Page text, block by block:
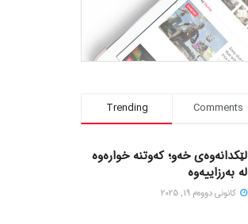
Trending Comments
لێکدانەوەی خەو؛ کەوتنە خوارەوە
لە بەرزاییەوە
كانونی دووه‌م 19, 2025